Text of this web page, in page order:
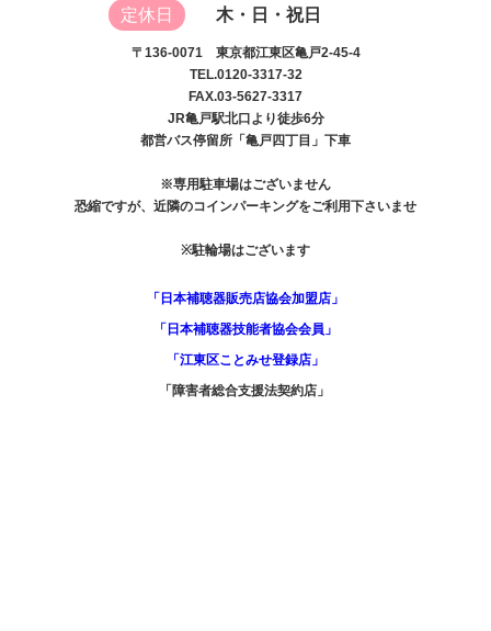
定休日 木・日・祝日
〒136-0071 東京都江東区亀戸2-45-4
TEL.0120-3317-32
FAX.03-5627-3317
JR亀戸駅北口より徒歩6分
都営バス停留所「亀戸四丁目」下車
※専用駐車場はございません
恐縮ですが、近隣のコインパーキングをご利用下さいませ
※駐輪場はございます
「日本補聴器販売店協会加盟店」
「日本補聴器技能者協会会員」
「江東区ことみせ登録店」
「障害者総合支援法契約店」